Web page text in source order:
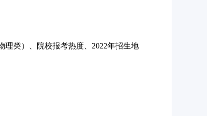
理类）、院校报考热度、2022年招生地